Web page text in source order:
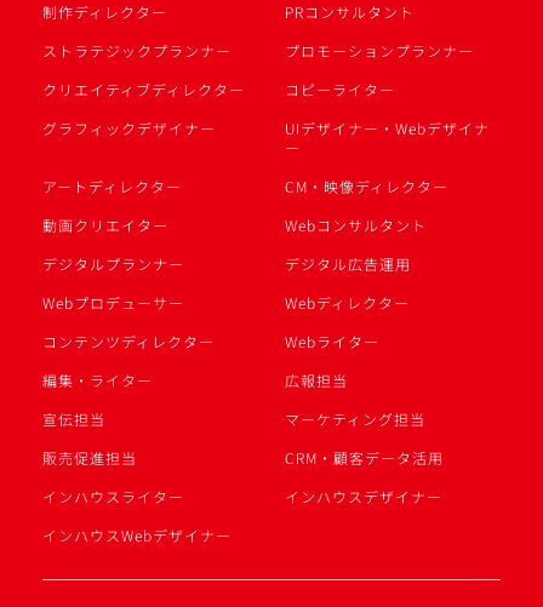
制作ディレクター
PRコンサルタント
ストラテジックプランナー
プロモーションプランナー
クリエイティブディレクター
コピーライター
グラフィックデザイナー
UIデザイナー・Webデザイナ
ー
アートディレクター
CM・映像ディレクター
動画クリエイター
Webコンサルタント
デジタルプランナー
デジタル広告運用
Webプロデューサー
Webディレクター
コンテンツディレクター
Webライター
編集・ライター
広報担当
宣伝担当
マーケティング担当
販売促進担当
CRM・顧客データ活用
インハウスライター
インハウスデザイナー
インハウスWebデザイナー